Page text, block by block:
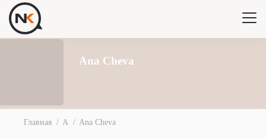
Ana Cheva
Главная A Ana Cheva